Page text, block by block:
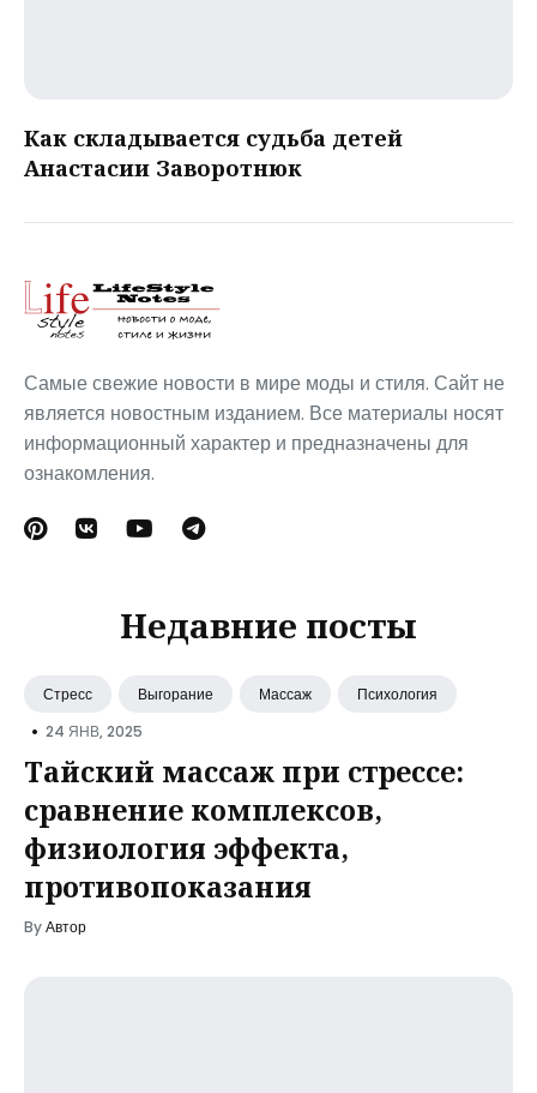
Как складывается судьба детей
Анастасии Заворотнюк
Самые свежие новости в мире моды и стиля. Сайт не
является новостным изданием. Все материалы носят
информационный характер и предназначены для
ознакомления.
Недавние посты
Стресс Выгорание Массаж Психология
• 24 ЯНВ, 2025
Тайский массаж при стрессе:
сравнение комплексов,
физиология эффекта,
противопоказания
ByАвтор